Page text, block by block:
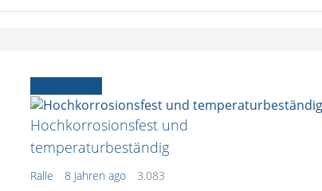
Hochkorrosionsfest und
temperaturbeständig
Ralle 8 Jahren ago 3.083